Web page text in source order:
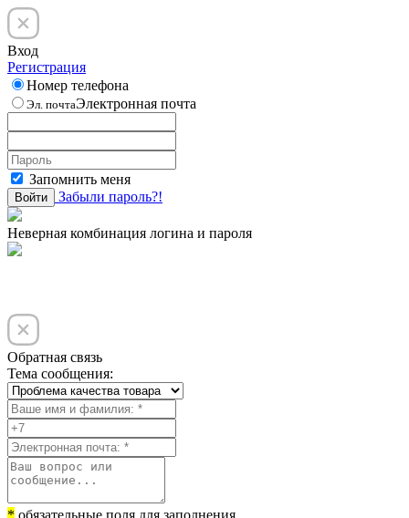
Вход
Регистрация
Номер телефона
Эл. почтаЭлектронная почта
Запомнить меня
Войти Забыли пароль?!
Неверная комбинация логина и пароля
Обратная связь
Тема сообщения:
* обязательные поля для заполнения